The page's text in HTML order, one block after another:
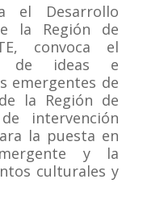
el Desarrollo
la Región de
convoca el
de ideas e
emergentes de
la Región de
intervención
la puesta en
y la
culturales y